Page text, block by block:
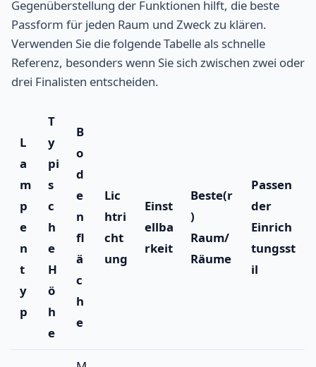
Gegenüberstellung der Funktionen hilft, die beste
Passform für jeden Raum und Zweck zu klären.
Verwenden Sie die folgende Tabelle als schnelle
Referenz, besonders wenn Sie sich zwischen zwei oder
drei Finalisten entscheiden.
L
a
m
p
e
n
t
y
p
T
y
pi
s
c
h
e
H
ö
h
e
B
o
d
e
n
fl
ä
c
h
e
Lic
htri
cht
ung
Einst
ellba
rkeit
Beste(r
)
Raum/
Räume
Passen
der
Einrich
tungsst
il